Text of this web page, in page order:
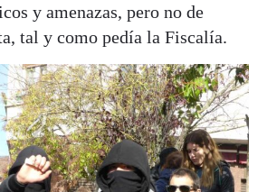
y amenazas, pero no de
tal y como pedía la Fiscalía.